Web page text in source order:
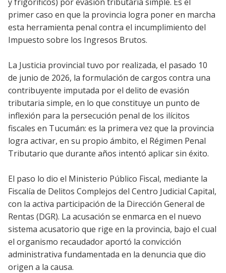
primer caso en que la provincia logra poner en marcha
esta herramienta penal contra el incumplimiento del
Impuesto sobre los Ingresos Brutos.
La Justicia provincial tuvo por realizada, el pasado 10
de junio de 2026, la formulación de cargos contra una
contribuyente imputada por el delito de evasión
tributaria simple, en lo que constituye un punto de
inflexión para la persecución penal de los ilícitos
fiscales en Tucumán: es la primera vez que la provincia
logra activar, en su propio ámbito, el Régimen Penal
Tributario que durante años intentó aplicar sin éxito.
El paso lo dio el Ministerio Público Fiscal, mediante la
Fiscalía de Delitos Complejos del Centro Judicial Capital,
con la activa participación de la Dirección General de
Rentas (DGR). La acusación se enmarca en el nuevo
sistema acusatorio que rige en la provincia, bajo el cual
el organismo recaudador aportó la convicción
administrativa fundamentada en la denuncia que dio
origen a la causa.